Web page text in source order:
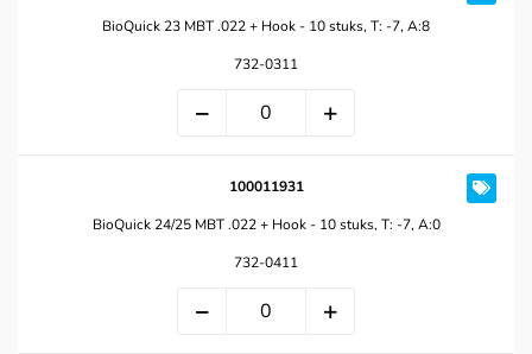
BioQuick 23 MBT .022 + Hook - 10 stuks, T: -7, A:8
732-0311
100011931
BioQuick 24/25 MBT .022 + Hook - 10 stuks, T: -7, A:0
732-0411